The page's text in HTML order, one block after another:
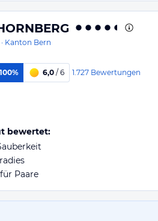
· Kanton Bern
100% 6,0 / 6 1.727 Bewertungen
bewertet:
Paare